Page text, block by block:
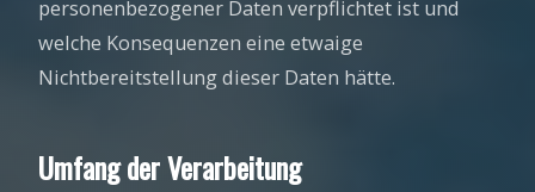
personenbezogener Daten verpflichtet ist und
welche Konsequenzen eine etwaige
Nichtbereitstellung dieser Daten hätte.
Umfang der Verarbeitung